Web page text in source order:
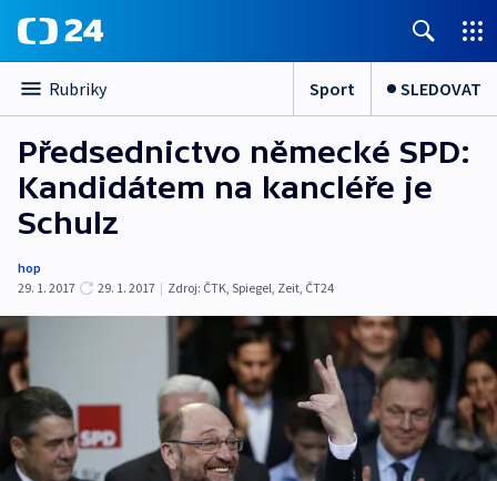
Rubriky Sport SLEDOVAT
Předsednictvo německé SPD:
Kandidátem na kancléře je
Schulz
hop
29. 1. 2017
29. 1. 2017 | Zdroj: ČTK, Spiegel, Zeit, ČT24